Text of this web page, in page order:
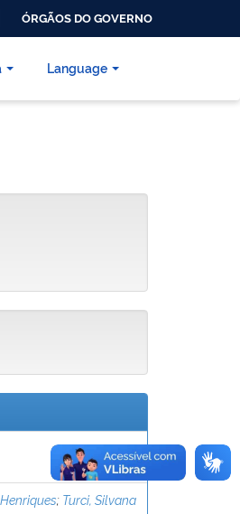
ÓRGÃOS DO GOVERNO
Language
; Turci, Silvana